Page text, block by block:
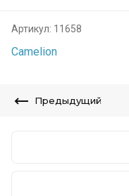
Артикул: 11658
Camelion
Предыдущий